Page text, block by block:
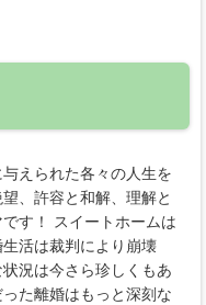
えられた各々の人生を
、許容と和解、理解と
す！ スイートホームは
活は裁判により崩壊
況は今さら珍しくもあ
た離婚はもっと深刻な